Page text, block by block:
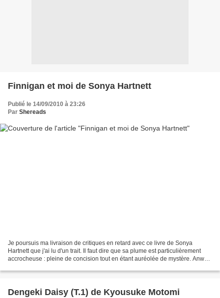
Finnigan et moi de Sonya Hartnett
Publié le 14/09/2010 à 23:26
Par Shereads
Je poursuis ma livraison de critiques en retard avec ce livre de Sonya
Hartnett que j'ai lu d'un trait. Il faut dire que sa plume est particulièrement
accrocheuse : pleine de concision tout en étant auréolée de mystère. Anwell
Dengeki Daisy (T.1) de Kyousuke Motomi